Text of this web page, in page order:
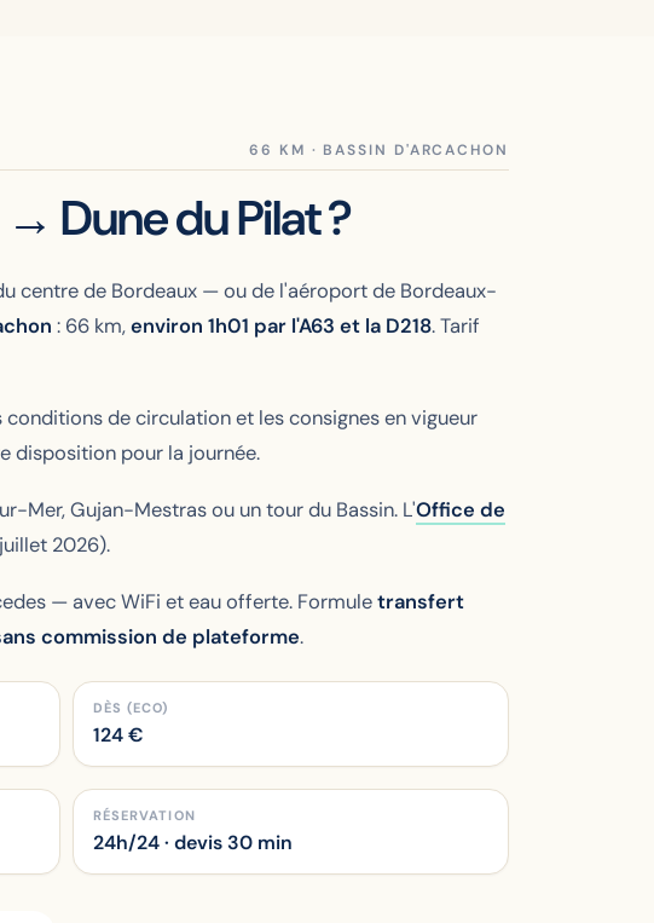
Dune du Pilat ?
centre de Bordeaux — ou de l'aéroport de Bordeaux-
: 66 km,environ 1h01 par l'A63 et la D218. Tarif
de circulation et les consignes en vigueur
disposition pour la journée.
Mer, Gujan-Mestras ou un tour du Bassin. L'Office de
2026).
— avec WiFi et eau offerte. Formuletransfert
commission de plateforme.
DÈS (ECO)
124€
RÉSERVATION
24h/24 · devis 30 min